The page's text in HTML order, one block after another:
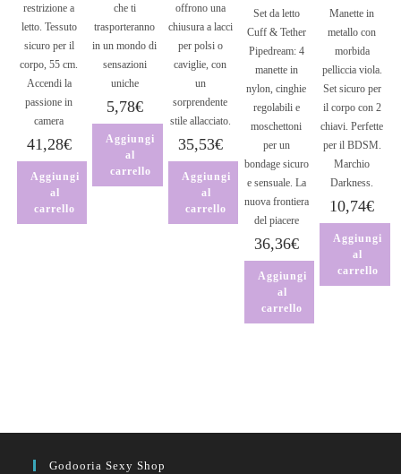
restrizione a
letto. Tessuto
sicuro per il
corpo, 55 cm.
Accendi la
passione in
camera
41,28€
Aggiungi
al
carrello
che ti
trasporteranno
in un mondo di
sensazioni
uniche
5,78€
Aggiungi
al
carrello
offrono una
chiusura a lacci
per polsi o
caviglie, con
un
sorprendente
stile allacciato.
35,53€
Aggiungi
al
carrello
Set da letto
Cuff & Tether
Pipedream: 4
manette in
nylon, cinghie
regolabili e
moschettoni
per un
bondage sicuro
e sensuale. La
nuova frontiera
del piacere
36,36€
Aggiungi
al
carrello
Manette in
metallo con
morbida
pelliccia viola.
Set sicuro per
il corpo con 2
chiavi. Perfette
per il BDSM.
Marchio
Darkness.
10,74€
Aggiungi
al
carrello
Godooria Sexy Shop